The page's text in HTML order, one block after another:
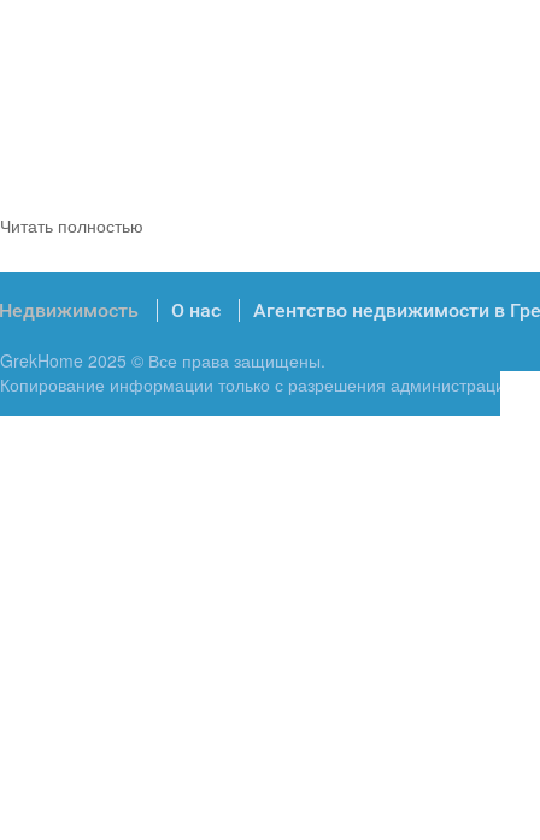
Читать полностью
Недвижимость О нас Агентство недвижимости в
GrekHome 2025 © Все права защищены.
Копирование информации только с разрешения администрации.